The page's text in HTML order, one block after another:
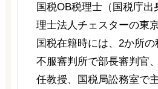
国税OB税理士（国税庁出
理士法人チェスターの東
国税在籍時には、2か所
不服審判所で部長審判官
任教授、国税局訟務室で